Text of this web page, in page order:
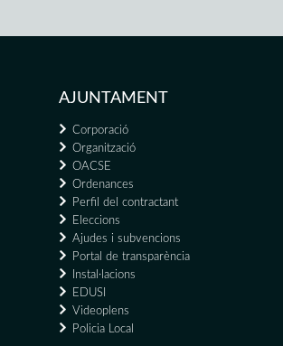
AJUNTAMENT
Corporació
Organització
OACSE
Ordenances
Perfil del contractant
Eleccions
Ajudes i subvencions
Portal de transparència
Instal·lacions
EDUSI
Videoplens
Policia Local